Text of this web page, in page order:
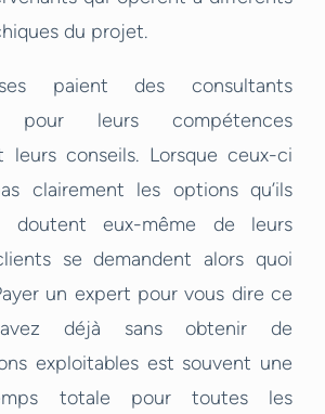
du projet.
paient des consultants
pour leurs compétences
leurs conseils. Lorsque ceux-ci
clairement les options qu’ils
doutent eux-même de leurs
se demandent alors quoi
un expert pour vous dire ce
déjà sans obtenir de
exploitables est souvent une
totale pour toutes les